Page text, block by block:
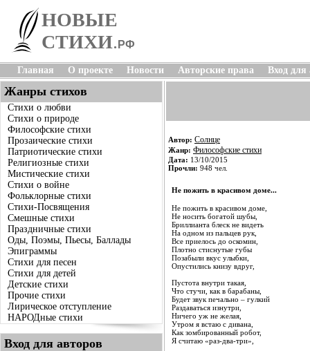
НОВЫЕ
СТИХИ. РФ
Главная О проекте Новости Авторские права Вход для
Жанры стихов
Стихи о любви
Стихи о природе
Философские стихи
Прозаические стихи
Патриотические стихи
Религиозные стихи
Мистические стихи
Стихи о войне
Фольклорные стихи
Стихи-Посвящения
Смешные стихи
Праздничные стихи
Оды, Поэмы, Пьесы, Баллады
Эпиграммы
Стихи для песен
Стихи для детей
Детские стихи
Прочие стихи
Лирическое отступление
НАРОДные стихи
Вход для авторов
Автор: Солнце
Жанр: Философские стихи
Дата: 13/10/2015
Прочли: 948 чел.
Не пожить в красивом доме...
Не пожить в красивом доме,
Не носить богатой шубы,
Бриллианта блеск не видеть
На одном из пальцев рук,
Все приелось до оскомин,
Плотно стиснутые губы
Позабыли вкус улыбки,
Опустились книзу вдруг,
Пустота внутри такая,
Что стучи, как в барабаны,
Будет звук печально – гулкий
Раздаваться изнутри,
Ничего уж не желая,
Утром я встаю с дивана,
Как зомбированный робот,
Я считаю «раз-два-три»,